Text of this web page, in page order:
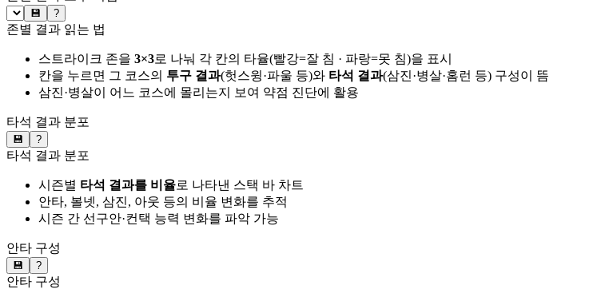
💾 ?
존별 결과 읽는 법
스트라이크 존을 3×3로 나눠 각 칸의 타율(빨강=잘 침 · 파랑=못 침)을 표시
칸을 누르면 그 코스의 투구 결과(헛스윙·파울 등)와 타석 결과(삼진·병살·홈런 등) 구성이 뜸
삼진·병살이 어느 코스에 몰리는지 보여 약점 진단에 활용
타석 결과 분포
💾 ?
타석 결과 분포
시즌별 타석 결과를 비율로 나타낸 스택 바 차트
안타, 볼넷, 삼진, 아웃 등의 비율 변화를 추적
시즌 간 선구안·컨택 능력 변화를 파악 가능
안타 구성
💾 ?
안타 구성